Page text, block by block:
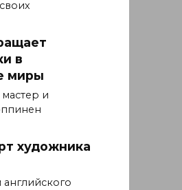
в
миры
и
художника